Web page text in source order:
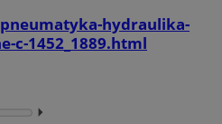
hydraulika-
c-1452_1889.html
⏵︎